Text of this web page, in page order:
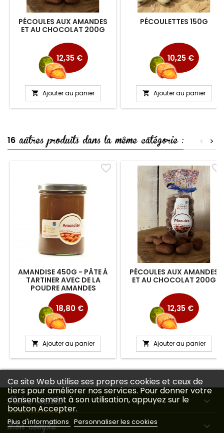
PÉCOULES AUX AMANDES
ET AU CHOCOLAT 200G
12,35 €
 Ajouter au panier
PÉCOULETTES 150G
10,25 €
 Ajouter au panier
16 autres produits dans la même catégorie : >
<
AMANDISE 450G - PÂTE À
TARTINER AVEC DE LA
POUDRE AMANDES
18,80 €
 Ajouter au panier
favorite_border
PÉCOULES AUX AMANDES
ET AU CHOCOLAT 200G
12,35 €
 Ajouter au panier
favorite_border
Notre société 
Mon compte 
Ce site Web utilise ses propres cookies et ceux de
tiers pour améliorer nos services. Pour donner votre
consentement à son utilisation, appuyez sur le
bouton Accepter.
Plus d'informations Personnaliser les cookies